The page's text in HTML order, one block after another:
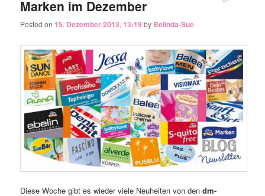
Marken im Dezember
Posted on15. Dezember 2013, 13:19 by Belinda-Sue
Diese Woche gibt es wieder viele Neuheiten von dendm-